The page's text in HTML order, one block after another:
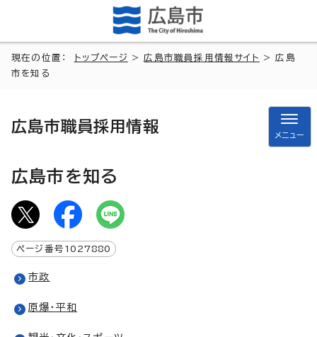
現在の位置： トップページ >広島市職員採用情報サイト
> 広島
市を知る
広島市職員採用情報
メニュー
広島市を知る
ページ番号 1027880
市政
原爆・平和